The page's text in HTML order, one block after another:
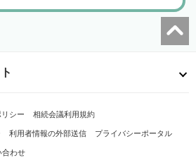
シー 相続会議利用規約
利用者情報の外部送信 プライバシーポータル
合わせ